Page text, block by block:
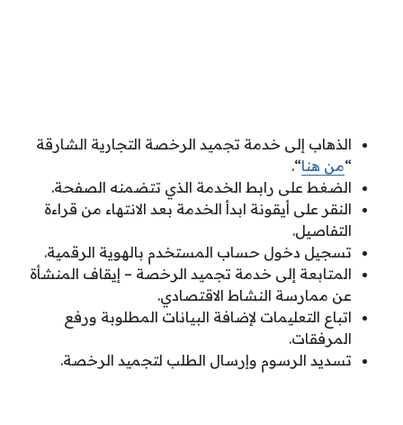
الذهاب إلى خدمة تجميد الرخصة التجارية الشارقة
“من هنا“.
الضغط على رابط الخدمة الذي تتضمنه الصفحة.
النقر على أيقونة ابدأ الخدمة بعد الانتهاء من قراءة
التفاصيل.
تسجيل دخول حساب المستخدم بالهوية الرقمية.
المتابعة إلى خدمة تجميد الرخصة – إيقاف المنشأة
عن ممارسة النشاط الاقتصادي.
اتباع التعليمات لإضافة البيانات المطلوبة ورفع
المرفقات.
تسديد الرسوم وإرسال الطلب لتجميد الرخصة.